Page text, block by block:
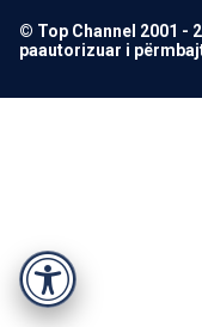
© Top Channel 2001 -
paautorizuar i